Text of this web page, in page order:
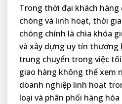
Trong thời đại khách hàng
chóng và linh hoạt, thời
chóng chính là chìa khóa
và xây dựng uy tín thương
trung chuyển trong việc
giao hàng không thể xem
doanh nghiệp linh hoạt
loại và phân phối hàng